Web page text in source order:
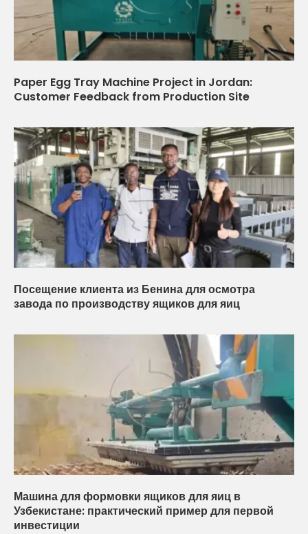
Paper Egg Tray Machine Project in Jordan:
Customer Feedback from Production Site
Посещение клиента из Бенина для осмотра
завода по производству ящиков для яиц
Машина для формовки ящиков для яиц в
Узбекистане: практический пример для первой
инвестиции